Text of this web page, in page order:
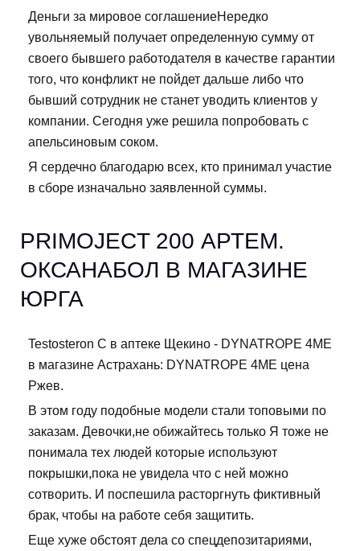
Деньги за мировое соглашениеНередко
увольняемый получает определенную сумму от
своего бывшего работодателя в качестве гарантии
того, что конфликт не пойдет дальше либо что
бывший сотрудник не станет уводить клиентов у
компании. Сегодня уже решила попробовать с
апельсиновым соком.
Я сердечно благодарю всех, кто принимал участие
в сборе изначально заявленной суммы.
PRIMOJECT 200 АРТЕМ.
ОКСАНАБОЛ В МАГАЗИНЕ
ЮРГА
Testosteron C в аптеке Щекино - DYNATROPE 4ME
в магазине Астрахань: DYNATROPE 4ME цена
Ржев.
В этом году подобные модели стали топовыми по
заказам. Девочки,не обижайтесь только Я тоже не
понимала тех людей которые используют
покрышки,пока не увидела что с ней можно
сотворить. И поспешила расторгнуть фиктивный
брак, чтобы на работе себя защитить.
Еще хуже обстоят дела со спецдепозитариями,